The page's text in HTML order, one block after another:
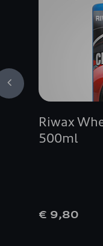
Riwax
500ml
€ 9,80